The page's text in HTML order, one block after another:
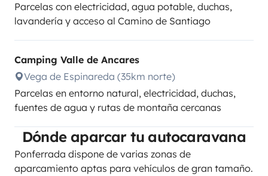
Parcelas con electricidad, agua potable, duchas,
lavandería y acceso al Camino de Santiago
Camping Valle de Ancares
Vega de Espinareda (35km norte)
Parcelas en entorno natural, electricidad, duchas,
fuentes de agua y rutas de montaña cercanas
Dónde aparcar tu autocaravana
Ponferrada dispone de varias zonas de
aparcamiento aptas para vehículos de gran tamaño.